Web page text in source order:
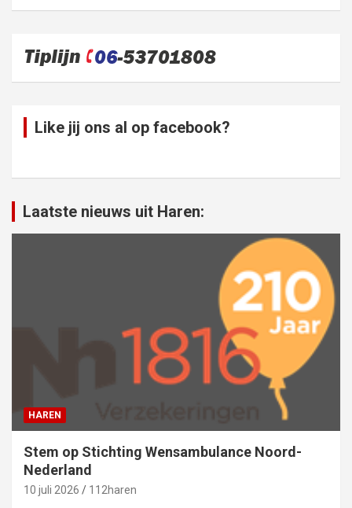
Like jij ons al op facebook?
Laatste nieuws uit Haren:
HAREN
Stem op Stichting Wensambulance Noord-
Nederland
10 juli 2026 112haren